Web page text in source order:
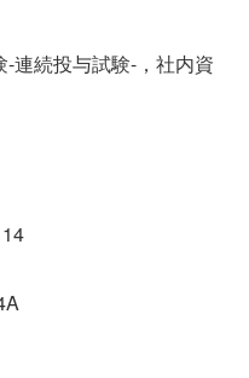
連続投与試験-，社内資